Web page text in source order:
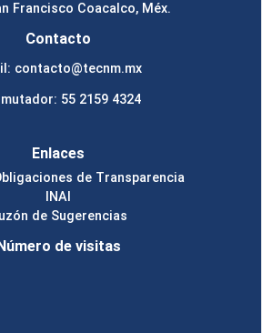
Francisco Coacalco, Méx.
Contacto
contacto@tecnm.mx
55 2159 4324
Enlaces
de Transparencia
INAI
de Sugerencias
de visitas